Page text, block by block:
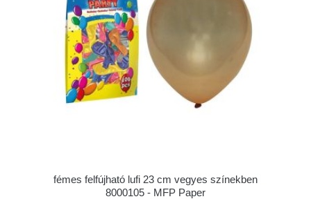
fémes felfújható lufi 23 cm vegyes színekben
8000105 - MFP Paper